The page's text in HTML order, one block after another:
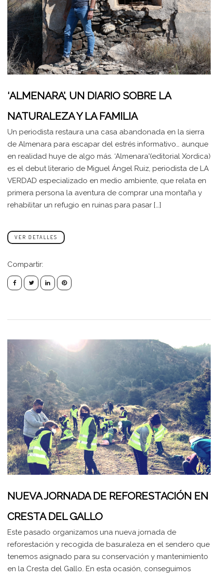
‘ALMENARA’, UN DIARIO SOBRE LA
NATURALEZA Y LA FAMILIA
Un periodista restaura una casa abandonada en la sierra
de Almenara para escapar del estrés informativo… aunque
en realidad huye de algo más. ‘Almenara'(editorial Xordica)
es el debut literario de Miguel Ángel Ruiz, periodista de LA
VERDAD especializado en medio ambiente, que relata en
primera persona la aventura de comprar una montaña y
rehabilitar un refugio en ruinas para pasar […]
VER DETALLES
Compartir:
NUEVA JORNADA DE REFORESTACIÓN EN
CRESTA DEL GALLO
Este pasado organizamos una nueva jornada de
reforestación y recogida de basuraleza en el sendero que
tenemos asignado para su conservación y mantenimiento
en la Cresta del Gallo. En esta ocasión, conseguimos